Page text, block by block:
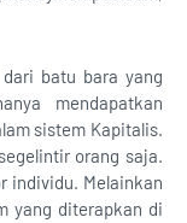
batu bara yang
mendapatkan
sistem Kapitalis.
orang saja.
individu. Melainkan
yang diterapkan di